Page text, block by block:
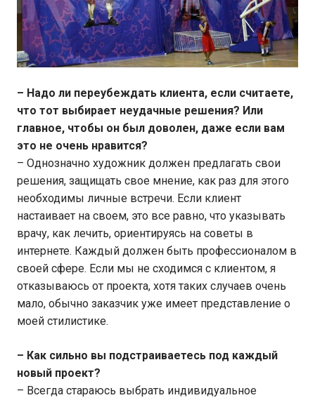
– Надо ли переубеждать клиента, если считаете,
что тот выбирает неудачные решения? Или
главное, чтобы он был доволен, даже если вам
это не очень нравится?
– Однозначно художник должен предлагать свои
решения, защищать свое мнение, как раз для этого
необходимы личные встречи. Если клиент
настаивает на своем, это все равно, что указывать
врачу, как лечить, ориентируясь на советы в
интернете. Каждый должен быть профессионалом в
своей сфере. Если мы не сходимся с клиентом, я
отказываюсь от проекта, хотя таких случаев очень
мало, обычно заказчик уже имеет представление о
моей стилистике.
– Как сильно вы подстраиваетесь под каждый
новый проект?
– Всегда стараюсь выбрать индивидуальное